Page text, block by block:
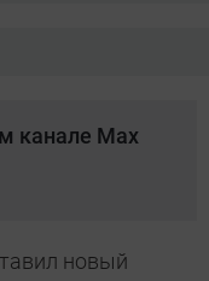
канале Max
новый